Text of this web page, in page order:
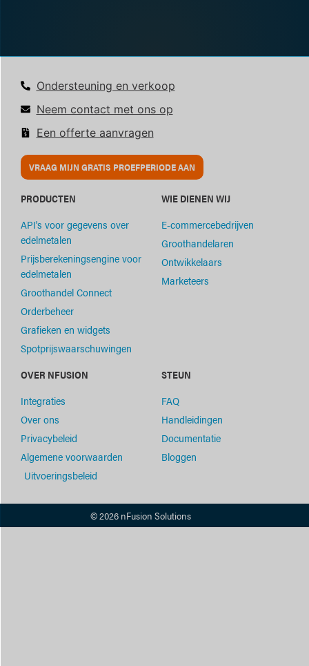
Ondersteuning en verkoop
Neem contact met ons op
Een offerte aanvragen
VRAAG MIJN GRATIS PROEFPERIODE AAN
PRODUCTEN
API's voor gegevens over
edelmetalen
Prijsberekeningsengine voor
edelmetalen
Groothandel Connect
Orderbeheer
Grafieken en widgets
Spotprijswaarschuwingen
WIE DIENEN WIJ
E-commercebedrijven
Groothandelaren
Ontwikkelaars
Marketeers
OVER NFUSION
Integraties
Over ons
Privacybeleid
Algemene voorwaarden
Uitvoeringsbeleid
STEUN
FAQ
Handleidingen
Documentatie
Bloggen
© 2026 nFusion Solutions